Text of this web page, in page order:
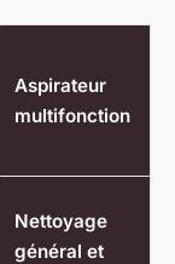
Aspirateur
multifonction
Nettoyage
général et